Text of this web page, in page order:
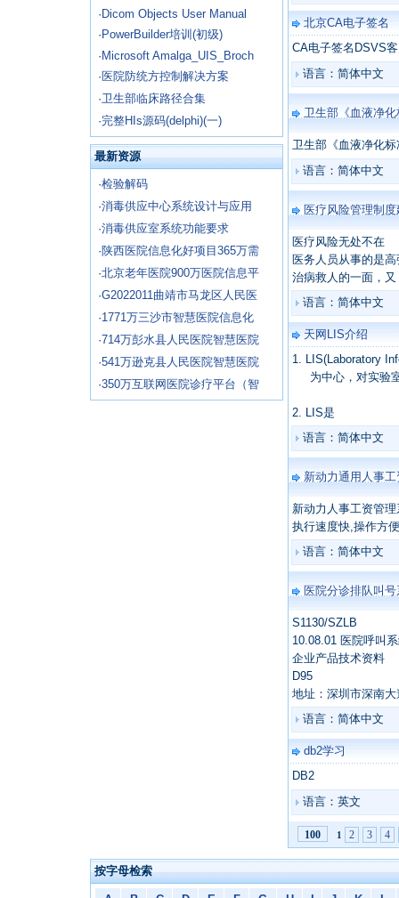
· Dicom Objects User Manual
· PowerBuilder培训(初级)
· Microsoft Amalga_UIS_Broch
·医院防统方控制解决方案
·卫生部临床路径合集
·完整HIs源码(delphi)(一)
最新资源
·检验解码
·消毒供应中心系统设计与应用
·消毒供应室系统功能要求
·陕西医院信息化好项目365万需
·北京老年医院900万医院信息平
·G2022011曲靖市马龙区人民医
·1771万三沙市智慧医院信息化
·714万彭水县人民医院智慧医院
·541万逊克县人民医院智慧医院
·350万互联网医院诊疗平台（智
北京CA电子签名
CA电子签名DSVS
语言：简体中文
卫生部《血液净
卫生部《血液净化
语言：简体中文
医疗风险管理制
医疗风险无处不在
医务人员从事的是
治病救人的一面，又
语言：简体中文
天网LIS介绍
1. LIS(Laboratory
为中心，对实验
2. LIS是
语言：简体中文
新动力通用人事
新动力人事工资管
执行速度快,操作方
语言：简体中文
医院分诊排队叫号
S1130/SZLB
10.08.01 医院呼叫
企业产品技术资料
D95
地址：深圳市深南
语言：简体中文
db2学习
DB2
语言：英文
100 1 2 3 4
按字母检索